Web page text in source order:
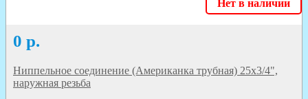
Нет в наличии
0 р.
Ниппельное соединение (Американка трубная) 25х3/4",
наружная резьба